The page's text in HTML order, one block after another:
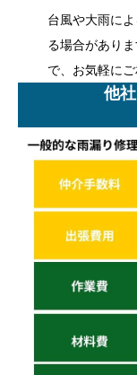
台風や大雨に
る場合があり
で、お気軽にご
他